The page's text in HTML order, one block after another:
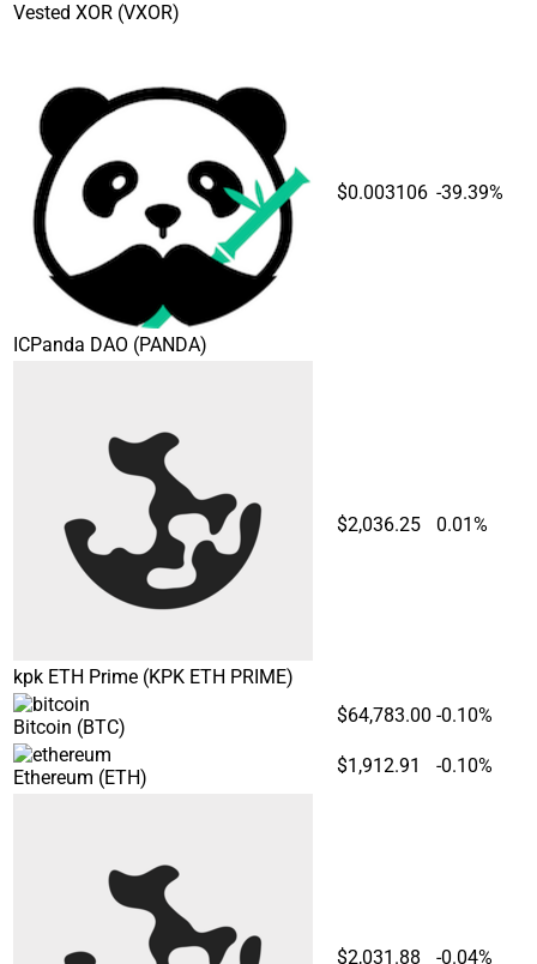
Vested XOR (VXOR)
ICPanda DAO (PANDA)
$0.003106 -39.39%
kpk ETH Prime (KPK ETH PRIME)
$2,036.25 0.01%
Bitcoin (BTC)
$64,783.00 -0.10%
Ethereum (ETH)
$1,912.91 -0.10%
$2,031.88 -0.04%